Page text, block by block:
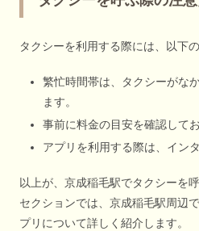
タクシーを利用する際には、以下
繁忙時間帯は、タクシーがな
ます。
事前に料金の目安を確認して
アプリを利用する際は、イン
以上が、京成稲毛駅でタクシーを
セクションでは、京成稲毛駅周辺
プリについて詳しく紹介します。